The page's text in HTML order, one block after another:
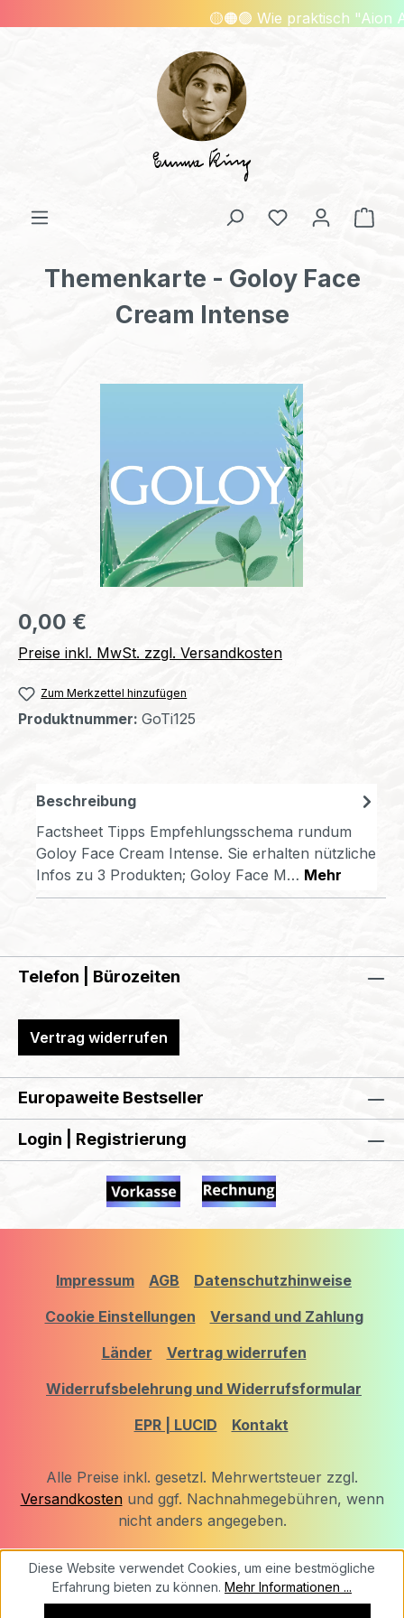
🟡🟠🟢 Wie praktisch "Aion
Du hast 0
Themenkarte - Goloy Face
Cream Intense
Regulärer Preis:
0,00 €
Preise inkl. MwSt. zzgl. Versandkosten
Zum Merkzettel hinzufügen
Produktnummer: GoTi125
Beschreibung
Factsheet Tipps Empfehlungsschema rundum
Goloy Face Cream Intense. Sie erhalten nützliche
Infos zu 3 Produkten; Goloy Face M… Mehr
Telefon | Bürozeiten
Vertrag widerrufen
Europaweite Bestseller
Login | Registrierung
Impressum AGB
Datenschutzhinweise
Cookie Einstellungen
Versand und Zahlung
Länder
Vertrag widerrufen
Widerrufsbelehrung und Widerrufsformular
EPR | LUCID
Kontakt
Alle Preise inkl. gesetzl. Mehrwertsteuer zzgl.
Versandkostenund ggf. Nachnahmegebühren, wenn
nicht anders angegeben.
Diese Website verwendet Cookies, um eine bestmögliche
Erfahrung bieten zu können. Mehr Informationen ...